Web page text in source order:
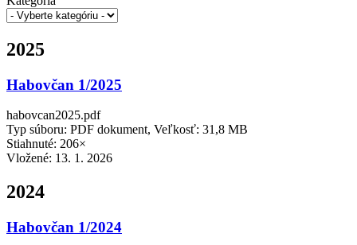
2025
Habovčan 1/2025
habovcan2025.pdf
Typ súboru: PDF dokument, Veľkosť: 31,8 MB
Stiahnuté: 206×
Vložené: 13. 1. 2026
2024
Habovčan 1/2024